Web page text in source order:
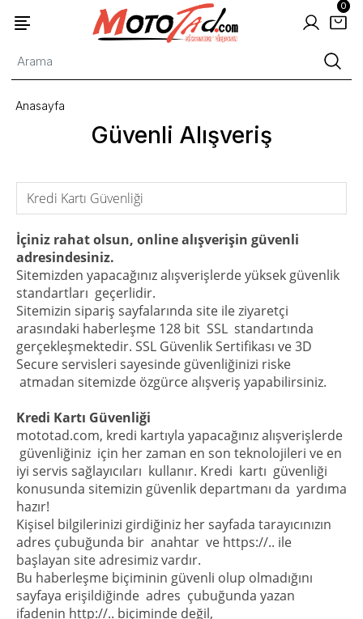
0
Güvenli Alışveriş
Anasayfa
Kredi Kartı Güvenliği
İçiniz rahat olsun, online alışverişin güvenli
adresindesiniz.
Sitemizden yapacağınız alışverişlerde yüksek güvenlik
standartları geçerlidir.
Sitemizin sipariş sayfalarında site ile ziyaretçi
arasındaki haberleşme 128 bit SSL standartında
gerçekleşmektedir. SSL Güvenlik Sertifikası ve 3D
Secure servisleri sayesinde güvenliğinizi riske
atmadan sitemizde özgürce alışveriş yapabilirsiniz.
Kredi Kartı Güvenliği
mototad.com, kredi kartıyla yapacağınız alışverişlerde
güvenliğiniz için her zaman en son teknolojileri ve en
iyi servis sağlayıcıları kullanır. Kredi kartı güvenliği
konusunda sitemizin güvenlik departmanı da yardıma
hazır!
Kişisel bilgilerinizi girdiğiniz her sayfada tarayıcınızın
adres çubuğunda bir anahtar ve https://.. ile
başlayan site adresimiz vardır.
Bu haberleşme biçiminin güvenli olup olmadığını
sayfaya erişildiğinde adres çubuğunda yazan
ifadenin http://.. biçiminde değil,